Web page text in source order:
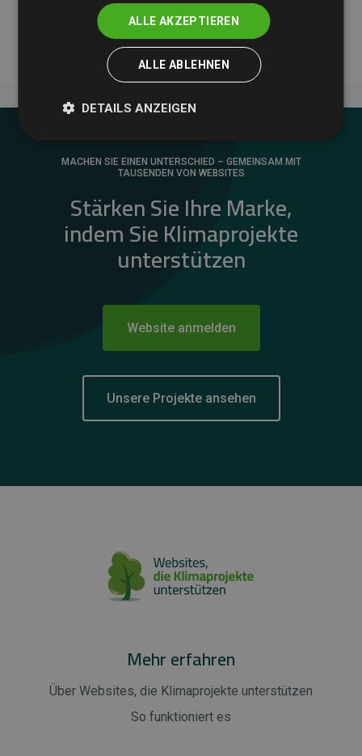
messbare Klimawirkung unseres Ansatzes.
MACHEN SIE EINEN UNTERSCHIED – GEMEINSAM MIT
TAUSENDEN VON WEBSITES
Stärken Sie Ihre Marke,
indem Sie Klimaprojekte
unterstützen
Website anmelden
Unsere Projekte ansehen
Mehr erfahren
Über Websites, die Klimaprojekte unterstützen
So funktioniert es
ALLE AKZEPTIEREN
ALLE ABLEHNEN
DETAILS ANZEIGEN